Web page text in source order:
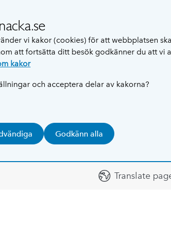
vi kakor (cookies) för att webbplatsen
att fortsätta ditt besök godkänner du att vi
kakor
och acceptera delar av kakorna?
Godkänn alla
Translate